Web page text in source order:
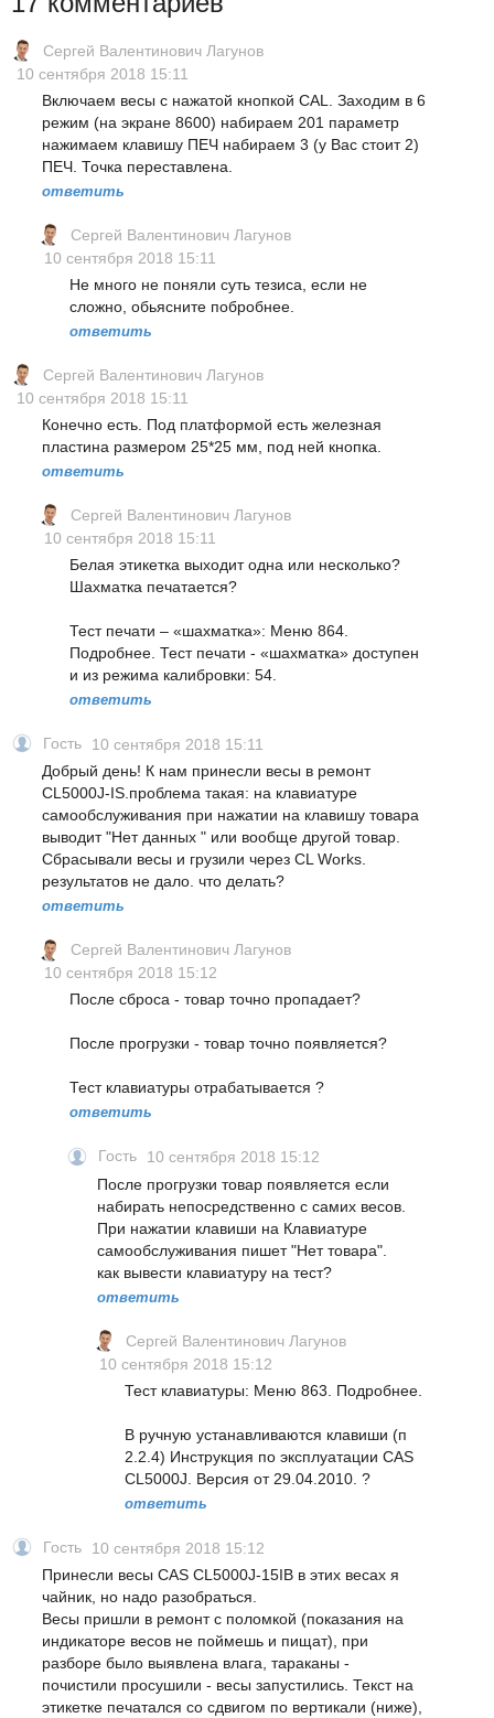
Сергей Валентинович Лагунов
10 сентября 2018 15:11
Включаем весы с нажатой кнопкой CAL. Заходим в 6
режим (на экране 8600) набираем 201 параметр
нажимаем клавишу ПЕЧ набираем 3 (у Вас стоит 2)
ПЕЧ. Точка переставлена.
ответить
Сергей Валентинович Лагунов
10 сентября 2018 15:11
Не много не поняли суть тезиса, если не
сложно, обьясните побробнее.
ответить
Сергей Валентинович Лагунов
10 сентября 2018 15:11
Конечно есть. Под платформой есть железная
пластина размером 25*25 мм, под ней кнопка.
ответить
Сергей Валентинович Лагунов
10 сентября 2018 15:11
Белая этикетка выходит одна или несколько?
Шахматка печатается?
Тест печати – «шахматка»: Меню 864.
Подробнее. Тест печати - «шахматка» доступен
и из режима калибровки: 54.
ответить
Гость
10 сентября 2018 15:11
Добрый день! К нам принесли весы в ремонт
CL5000J-IS.проблема такая: на клавиатуре
самообслуживания при нажатии на клавишу товара
выводит "Нет данных " или вообще другой товар.
Сбрасывали весы и грузили через CL Works.
результатов не дало. что делать?
ответить
Сергей Валентинович Лагунов
10 сентября 2018 15:12
После сброса - товар точно пропадает?
После прогрузки - товар точно появляется?
Тест клавиатуры отрабатывается ?
ответить
Гость
10 сентября 2018 15:12
После прогрузки товар появляется если
набирать непосредственно с самих весов.
При нажатии клавиши на Клавиатуре
самообслуживания пишет "Нет товара".
как вывести клавиатуру на тест?
ответить
Сергей Валентинович Лагунов
10 сентября 2018 15:12
Тест клавиатуры: Меню 863. Подробнее.
В ручную устанавливаются клавиши (п
2.2.4) Инструкция по эксплуатации CAS
CL5000J. Версия от 29.04.2010. ?
ответить
Гость
10 сентября 2018 15:12
Принесли весы CAS CL5000J-15IB в этих весах я
чайник, но надо разобраться.
Весы пришли в ремонт с поломкой (показания на
индикаторе весов не поймешь и пищат), при
разборе было выявлена влага, тараканы -
почистили просушили - весы запустились. Текст на
этикетке печатался со сдвигом по вертикали (ниже),